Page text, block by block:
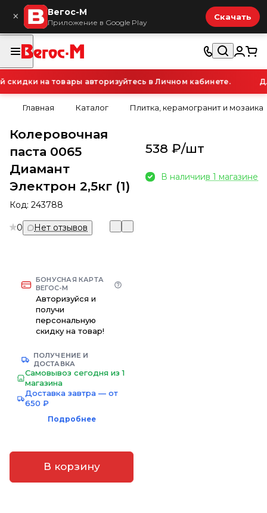
× Вегос-М
Приложение в Google Play
Скачать
на товары авторизуйтесь в Личном кабинете.
Главная Каталог Плитка, керамогранит и мозаика
Колеровочная
паста 0065
Диамант
Электрон 2,5кг (1)
Код: 243788
0 Нет отзывов
БОНУСНАЯ КАРТА
ВЕГОС-М
Авторизуйся и
получи
персональную
скидку на товар!
ПОЛУЧЕНИЕ И
ДОСТАВКА
Самовывоз сегодня из 1
магазина
Доставка завтра — от
650 ₽
Подробнее
В корзину
538 ₽/шт
В наличиив 1 магазине